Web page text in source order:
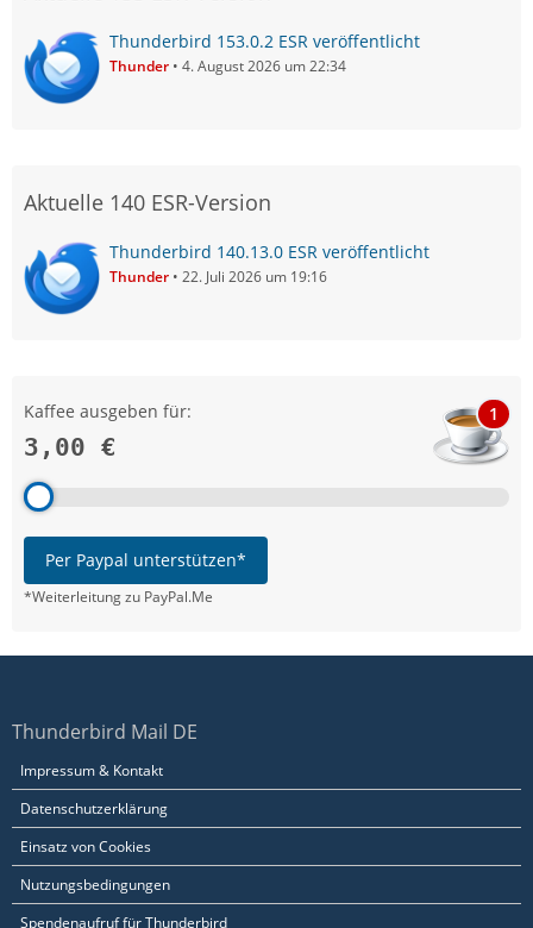
Thunderbird 153.0.2 ESR veröffentlicht
Thunder 4. August 2026 um 22:34
Aktuelle 140 ESR-Version
Thunderbird 140.13.0 ESR veröffentlicht
Thunder 22. Juli 2026 um 19:16
Kaffee ausgeben für:
3,00 €
1
Per Paypal unterstützen*
*Weiterleitung zu PayPal.Me
Thunderbird Mail DE
Impressum & Kontakt
Datenschutzerklärung
Einsatz von Cookies
Nutzungsbedingungen
Spendenaufruf für Thunderbird